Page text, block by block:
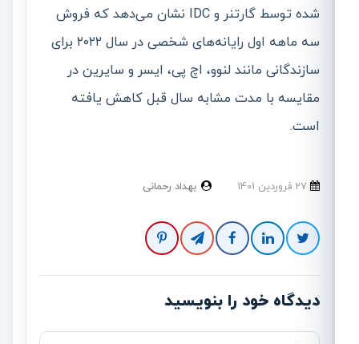
شده توسط گارتنر و IDC نشان می‌دهد که فروش
سه ماهه اول رایانه‌های شخصی در سال ۲۰۲۲ برای
سازندگانی مانند لنوو، اچ پی، ایسر و سایرین در
مقایسه با مدت مشابه سال قبل کاهش یافته
است.
بهداد رحمانی
دیدگاه خود را بنویسید